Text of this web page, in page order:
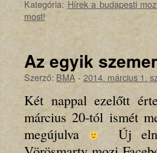
Kategória: Hírek a budapesti
most!
Az egyik
Szerző: BMA-2014. március 1.
Két nappal ezelőtt
március 20-tól ismét
megújulva
Új